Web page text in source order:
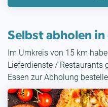
Selbst abholen
Im Umkreis von 15 km
Lieferdienste / Restaurants
Essen zur Abholung